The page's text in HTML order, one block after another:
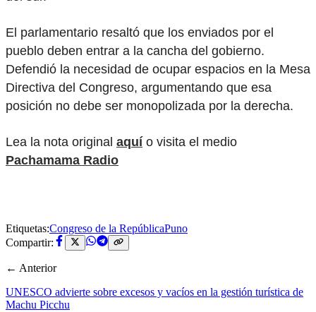
El parlamentario resaltó que los enviados por el
pueblo deben entrar a la cancha del gobierno.
Defendió la necesidad de ocupar espacios en la Mesa
Directiva del Congreso, argumentando que esa
posición no debe ser monopolizada por la derecha.
Lea la nota original aquío visita el medio
Pachamama Radio
Etiquetas:Congreso de la RepúblicaPuno
Compartir:
← Anterior
UNESCO advierte sobre excesos y vacíos en la gestión turística de
Machu Picchu